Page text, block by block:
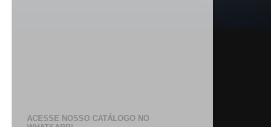
ACESSE NOSSO CATÁLOGO NO